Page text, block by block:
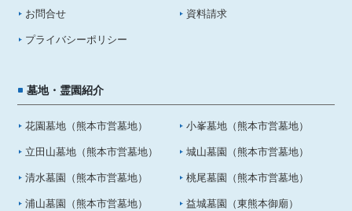
お問合せ 資料請求
プライバシーポリシー
墓地・霊園紹介
花園墓地（熊本市営墓地） 小峯墓地（熊本市営墓地）
立田山墓地（熊本市営墓地） 城山墓園（熊本市営墓地）
清水墓園（熊本市営墓地） 桃尾墓園（熊本市営墓地）
浦山墓園（熊本市営墓地） 益城墓園（東熊本御廟）